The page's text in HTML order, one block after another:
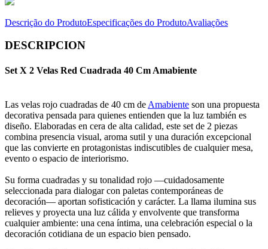
Descrição do ProdutoEspecificações do ProdutoAvaliações
DESCRIPCION
Set X 2 Velas Red Cuadrada 40 Cm Amabiente
Las velas rojo cuadradas de 40 cm de Amabiente son una propuesta
decorativa pensada para quienes entienden que la luz también es
diseño. Elaboradas en cera de alta calidad, este set de 2 piezas
combina presencia visual, aroma sutil y una duración excepcional
que las convierte en protagonistas indiscutibles de cualquier mesa,
evento o espacio de interiorismo.
Su forma cuadradas y su tonalidad rojo —cuidadosamente
seleccionada para dialogar con paletas contemporáneas de
decoración— aportan sofisticación y carácter. La llama ilumina sus
relieves y proyecta una luz cálida y envolvente que transforma
cualquier ambiente: una cena íntima, una celebración especial o la
decoración cotidiana de un espacio bien pensado.